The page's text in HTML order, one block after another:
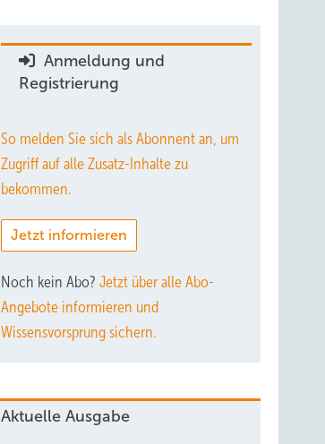
Anmeldung und
Registrierung
So melden Sie sich als Abonnent an, um
Zugriff auf alle Zusatz-Inhalte zu
bekommen.
Jetzt informieren
Noch kein Abo? Jetzt über alle Abo-
Angebote informieren und
Wissensvorsprung sichern.
Aktuelle Ausgabe